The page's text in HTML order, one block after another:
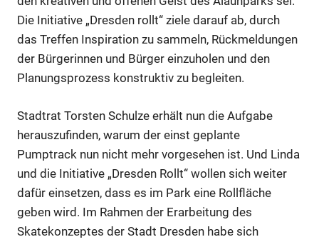
Anzeige
Die Initiative „Dresden rollt“ ziele darauf ab, durch
das Treffen Inspiration zu sammeln, Rückmeldungen
der Bürgerinnen und Bürger einzuholen und den
Planungsprozess konstruktiv zu begleiten.
Stadtrat Torsten Schulze erhält nun die Aufgabe
herauszufinden, warum der einst geplante
Pumptrack nun nicht mehr vorgesehen ist. Und Linda
und die Initiative „Dresden Rollt“ wollen sich weiter
dafür einsetzen, dass es im Park eine Rollfläche
geben wird. Im Rahmen der Erarbeitung des
Skatekonzeptes der Stadt Dresden habe sich